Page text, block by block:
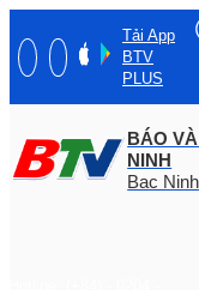
Tải App
BTV
PLUS
BÁO
NINH
Bac